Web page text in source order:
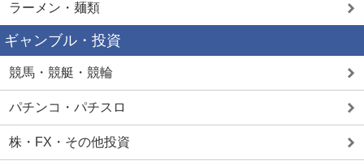
ラーメン・麺類
ギャンブル・投資
競馬・競艇・競輪
パチンコ・パチスロ
株・FX・その他投資